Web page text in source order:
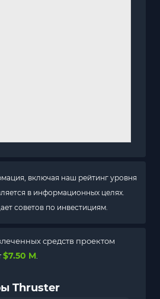
включая наш рейтинг уровня
в информационных целях.
советов по инвестициям.
средств проектом
$7.50 M.
Thruster